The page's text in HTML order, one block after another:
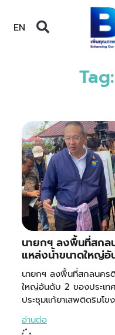
EN
นายกฯ ลงพื้นที่สกล
แหล่งน้ำขนาดใหญ่อั
นายกฯ ลงพื้นที่สกลนคร
ใหญ่อันดับ 2 ของประเท
ประชุมแก้ยาเสพติดริมโข
อ่านต่อ